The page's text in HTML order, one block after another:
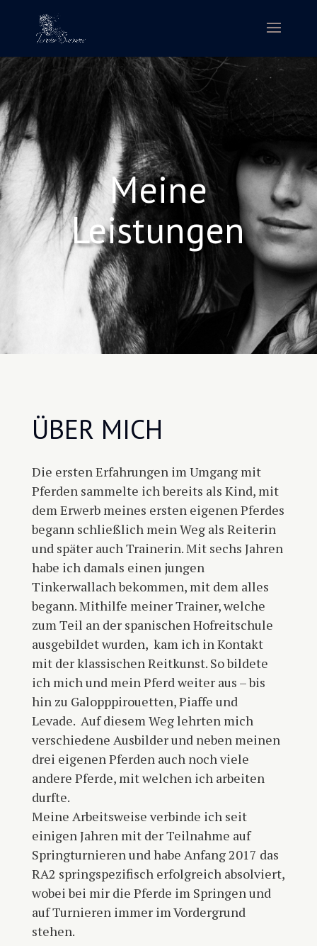
Meine
Leistungen
ÜBER MICH
Die ersten Erfahrungen im Umgang mit
Pferden sammelte ich bereits als Kind, mit
dem Erwerb meines ersten eigenen Pferdes
begann schließlich mein Weg als Reiterin
und später auch Trainerin. Mit sechs Jahren
habe ich damals einen jungen
Tinkerwallach bekommen, mit dem alles
begann. Mithilfe meiner Trainer, welche
zum Teil an der spanischen Hofreitschule
ausgebildet wurden, kam ich in Kontakt
mit der klassischen Reitkunst. So bildete
ich mich und mein Pferd weiter aus – bis
hin zu Galopppirouetten, Piaffe und
Levade. Auf diesem Weg lehrten mich
verschiedene Ausbilder und neben meinen
drei eigenen Pferden auch noch viele
andere Pferde, mit welchen ich arbeiten
durfte.
Meine Arbeitsweise verbinde ich seit
einigen Jahren mit der Teilnahme auf
Springturnieren und habe Anfang 2017 das
RA2 springspezifisch erfolgreich absolviert,
wobei bei mir die Pferde im Springen und
auf Turnieren immer im Vordergrund
stehen.